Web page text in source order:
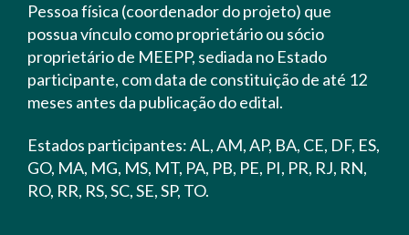
Pessoa física (coordenador do projeto) que
possua vínculo como proprietário ou sócio
proprietário de MEEPP, sediada no Estado
participante, com data de constituição de até 12
meses antes da publicação do edital.
Estados participantes: AL, AM, AP, BA, CE, DF, ES,
GO, MA, MG, MS, MT, PA, PB, PE, PI, PR, RJ, RN,
RO, RR, RS, SC, SE, SP, TO.